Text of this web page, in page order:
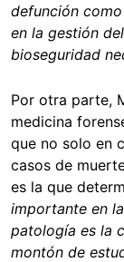
defunción
en la gestión
bioseguridad
Por otra parte,
medicina
que no solo en
casos de
es la que
importante en
patología es la
montón de